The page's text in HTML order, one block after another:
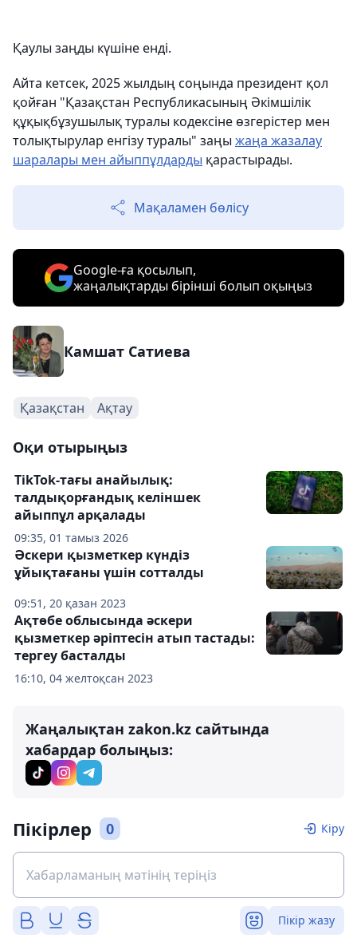
Қаулы заңды күшіне енді.
Айта кетсек, 2025 жылдың соңында президент қол
қойған "Қазақстан Республикасының Әкімшілік
құқықбұзушылық туралы кодексіне өзгерістер мен
толықтырулар енгізу туралы" заңы жаңа жазалау
шаралары мен айыппұлдарды қарастырады.
Мақаламен бөлісу
Google-ға қосылып,
жаңалықтарды бірінші болып оқыңыз
Камшат Сатиева
Қазақстан Ақтау
Оқи отырыңыз
09:35, 01 тамыз 2026
TikTok-тағы анайылық:
талдықорғандық келіншек
айыппұл арқалады
09:51, 20 қазан 2023
Әскери қызметкер күндіз
ұйықтағаны үшін сотталды
16:10, 04 желтоқсан 2023
Ақтөбе облысында әскери
қызметкер әріптесін атып тастады:
тергеу басталды
Жаңалықтан zakon.kz сайтында
хабардар болыңыз:
Пікірлер 0 Кіру
Пікір жазу